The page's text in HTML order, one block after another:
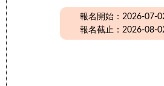
報名開始：2026-07-
報名截止：2026-08-